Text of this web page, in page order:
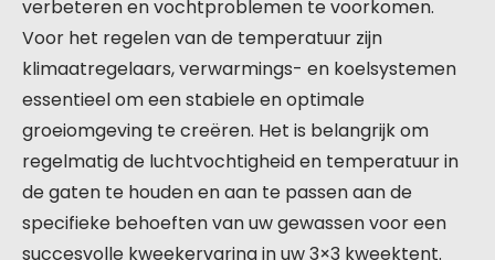
verbeteren en vochtproblemen te voorkomen.
Voor het regelen van de temperatuur zijn
klimaatregelaars, verwarmings- en koelsystemen
essentieel om een stabiele en optimale
groeiomgeving te creëren. Het is belangrijk om
regelmatig de luchtvochtigheid en temperatuur in
de gaten te houden en aan te passen aan de
specifieke behoeften van uw gewassen voor een
succesvolle kweekervaring in uw 3×3 kweektent.